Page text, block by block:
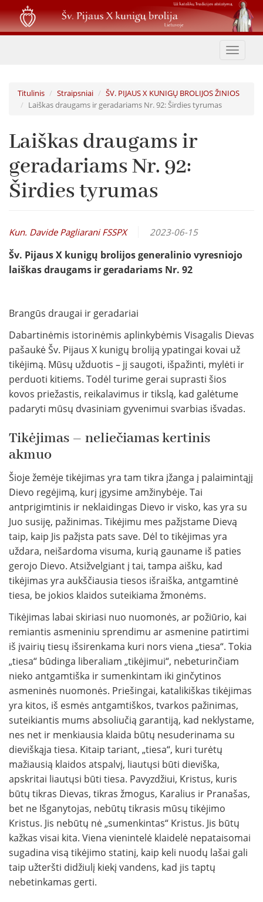
Pereiti
į
pagrindinį
Toggle
Titulinis Straipsniai
ŠV. PIJAUS X KUNIGŲ BROLIJOS ŽINIOS
Laiškas draugams ir geradariams Nr. 92: Širdies tyrumas
Laiškas draugams ir
geradariams Nr. 92:
Širdies tyrumas
Kun. Davide Pagliarani FSSPX 2023-06-15
Šv. Pijaus X kunigų brolijos generalinio vyresniojo
laiškas draugams ir geradariams Nr. 92
Brangūs draugai ir geradariai
Dabartinėmis istorinėmis aplinkybėmis Visagalis Dievas
pašaukė Šv. Pijaus X kunigų broliją ypatingai kovai už
tikėjimą. Mūsų užduotis – jį saugoti, išpažinti, mylėti ir
perduoti kitiems. Todėl turime gerai suprasti šios
kovos priežastis, reikalavimus ir tikslą, kad galėtume
padaryti mūsų dvasiniam gyvenimui svarbias išvadas.
Tikėjimas – neliečiamas kertinis
akmuo
Šioje žemėje tikėjimas yra tam tikra įžanga į palaimintąjį
Dievo regėjimą, kurį įgysime amžinybėje. Tai
antprigimtinis ir neklaidingas Dievo ir visko, kas yra su
Juo susiję, pažinimas. Tikėjimu mes pažįstame Dievą
taip, kaip Jis pažįsta pats save. Dėl to tikėjimas yra
uždara, neišardoma visuma, kurią gauname iš paties
gerojo Dievo. Atsižvelgiant į tai, tampa aišku, kad
tikėjimas yra aukščiausia tiesos išraiška, antgamtinė
tiesa, be jokios klaidos suteikiama žmonėms.
Tikėjimas labai skiriasi nuo nuomonės, ar požiūrio, kai
remiantis asmeniniu sprendimu ar asmenine patirtimi
iš įvairių tiesų išsirenkama kuri nors viena „tiesa“. Tokia
„tiesa“ būdinga liberaliam „tikėjimui“, nebeturinčiam
nieko antgamtiška ir sumenkintam iki ginčytinos
asmeninės nuomonės. Priešingai, katalikiškas tikėjimas
yra kitos, iš esmės antgamtiškos, tvarkos pažinimas,
suteikiantis mums absoliučią garantiją, kad neklystame,
nes net ir menkiausia klaida būtų nesuderinama su
dieviškąja tiesa. Kitaip tariant, „tiesa“, kuri turėtų
mažiausią klaidos atspalvį, liautųsi būti dieviška,
apskritai liautųsi būti tiesa. Pavyzdžiui, Kristus, kuris
būtų tikras Dievas, tikras žmogus, Karalius ir Pranašas,
bet ne Išganytojas, nebūtų tikrasis mūsų tikėjimo
Kristus. Jis nebūtų nė „sumenkintas“ Kristus. Jis būtų
kažkas visai kita. Viena vienintelė klaidelė nepataisomai
sugadina visą tikėjimo statinį, kaip keli nuodų lašai gali
taip užteršti didžiulį kiekį vandens, kad jis taptų
nebetinkamas gerti.